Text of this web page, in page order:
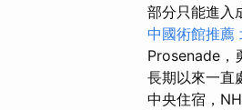
部分只能進入
中國術館推薦
Prosenade，
長期以來一直
中央住宿，NH